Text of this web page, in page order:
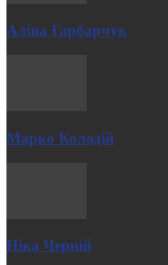
Аліна Гарбарчук
Марко Колодій
Ніка Черній